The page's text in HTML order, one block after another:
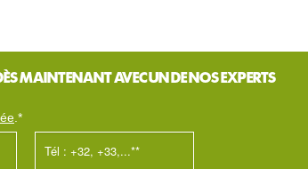
MAINTENANT AVEC UN DE NOS EXPERTS
.*